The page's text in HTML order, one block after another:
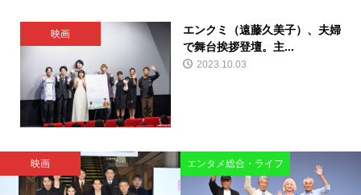
映画
エンクミ（遠藤久美子）、夫婦
で舞台挨拶登壇。主...
2023.10.03
映画 エンタメ総合・ライフ